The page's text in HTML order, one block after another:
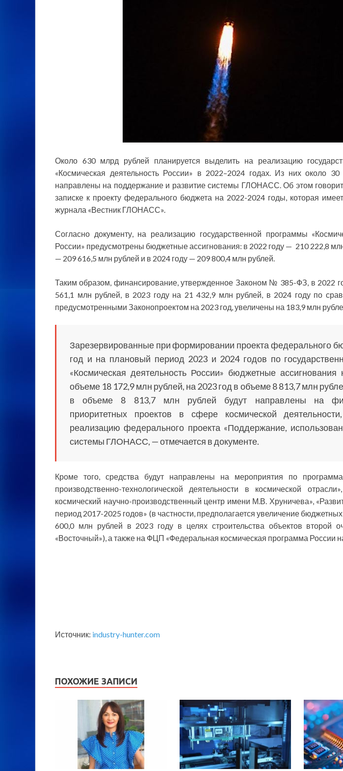
Около 630 млрд рублей планируется выделить на реализацию
«Космическая деятельность России» в 2022–2024 годах. Из них около
направлены на поддержание и развитие системы ГЛОНАСС. Об этом
записке к проекту федерального бюджета на 2022-2024 годы, которая
журнала «Вестник ГЛОНАСС».
Согласно документу, на реализацию государственной программы
России» предусмотрены бюджетные ассигнования: в 2022 году — 210 222,8
— 209 616,5 млн рублей и в 2024 году — 209 800,4 млн рублей.
Таким образом, финансирование, утвержденное Законом № 385-ФЗ, в 2022
561,1 млн рублей, в 2023 году на 21 432,9 млн рублей, в 2024 году по
предусмотренными Законопроектом на 2023 год, увеличены на 183,9 млн
Зарезервированные при формировании проекта федерального
год и на плановый период 2023 и 2024 годов по
«Космическая деятельность России» бюджетные
объеме 18 172,9 млн рублей, на 2023 год в объеме 8 813,7 млн
в объеме 8 813,7 млн рублей будут направлены на
приоритетных проектов в сфере космической
реализацию федерального проекта «Поддержание,
системы ГЛОНАСС, — отмечается в документе.
Кроме того, средства будут направлены на мероприятия по
производственно-технологической деятельности в космической
космический научно-производственный центр имени М.В. Хруничева»,
период 2017-2025 годов» (в частности, предполагается увеличение
600,0 млн рублей в 2023 году в целях строительства объектов второй
«Восточный»), а также на ФЦП «Федеральная космическая программа России
Источник: industry-hunter.com
ПОХОЖИЕ ЗАПИСИ